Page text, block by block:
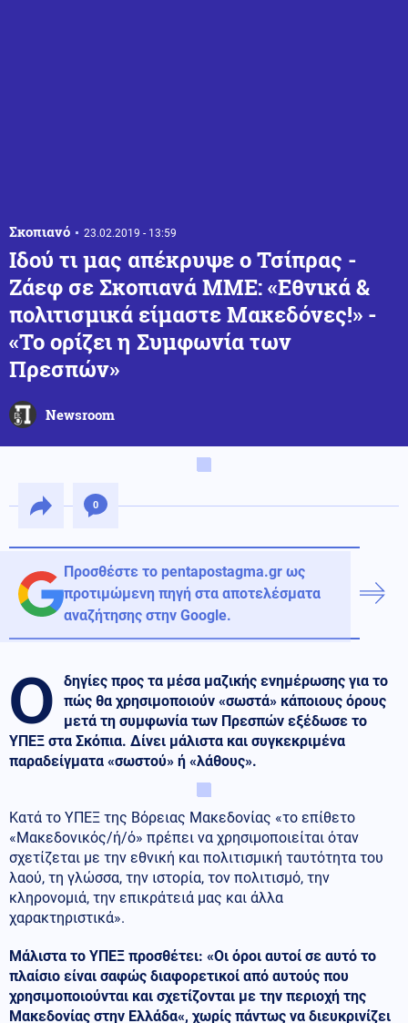
Σκοπιανό 23.02.2019 - 13:59
Ιδού τι μας απέκρυψε ο Τσίπρας -
Ζάεφ σε Σκοπιανά ΜΜΕ: «Εθνικά &
πολιτισμικά είμαστε Μακεδόνες!» -
«Το ορίζει η Συμφωνία των
Πρεσπών»
Newsroom
0
Προσθέστε το pentapostagma.gr ως
προτιμώμενη πηγή στα αποτελέσματα
αναζήτησης στην Google.
Ο
δηγίες προς τα μέσα μαζικής ενημέρωσης για το
πώς θα χρησιμοποιούν «σωστά» κάποιους όρους
μετά τη συμφωνία των Πρεσπών εξέδωσε το
ΥΠΕΞ στα Σκόπια. Δίνει μάλιστα και συγκεκριμένα
παραδείγματα «σωστού» ή «λάθους».
Κατά το ΥΠΕΞ της Βόρειας Μακεδονίας «το επίθετο
«Μακεδονικός/ή/ό» πρέπει να χρησιμοποιείται όταν
σχετίζεται με την εθνική και πολιτισμική ταυτότητα του
λαού, τη γλώσσα, την ιστορία, τον πολιτισμό, την
κληρονομιά, την επικράτειά μας και άλλα
χαρακτηριστικά».
Μάλιστα το ΥΠΕΞ προσθέτει: «Οι όροι αυτοί σε αυτό το
πλαίσιο είναι σαφώς διαφορετικοί από αυτούς που
χρησιμοποιούνται και σχετίζονται με την περιοχή της
Μακεδονίας στην Ελλάδα«, χωρίς πάντως να διευκρινίζει